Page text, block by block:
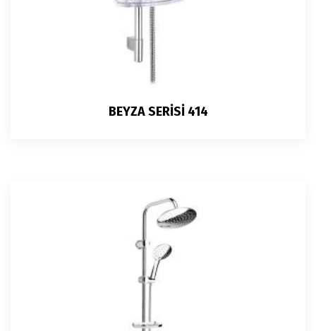
BEYZA SERİSİ 414